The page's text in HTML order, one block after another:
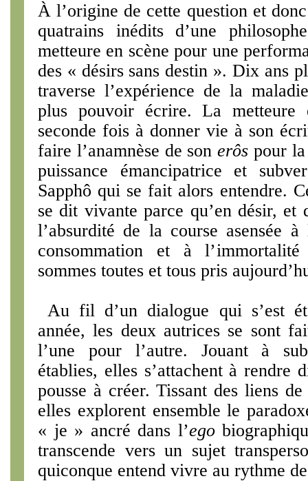
À l’origine de cette question et
quatrains inédits d’une
metteure en scène pour une
des « désirs sans destin ». Dix ans
traverse l’expérience de la
plus pouvoir écrire. La metteure
seconde fois à donner vie à son
faire l’anamnèse de sonerôs pour la
puissance émancipatrice et
Sapphô qui se fait alors entendre.
se dit vivante parce qu’en désir, et
l’absurdité de la course asensée
consommation et à
sommes toutes et tous pris
Au fil d’un dialogue qui s’est
année, les deux autrices se sont
l’une pour l’autre. Jouant à
établies, elles s’attachent à rendre
pousse à créer. Tissant des liens
elles explorent ensemble le
« je » ancré dans l’ego
transcende vers un sujet
quiconque entend vivre au rythme